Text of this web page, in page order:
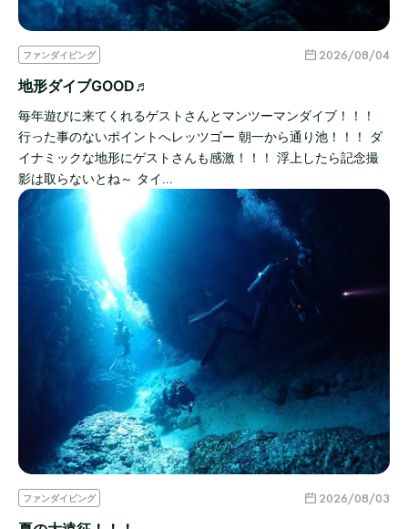
ファンダイビング 2026/08/04
地形ダイブGOOD♬
毎年遊びに来てくれるゲストさんとマンツーマンダイブ！！！
行った事のないポイントへレッツゴー 朝一から通り池！！！ ダ
イナミックな地形にゲストさんも感激！！！ 浮上したら記念撮
影は取らないとね～ タイ…
ファンダイビング 2026/08/03